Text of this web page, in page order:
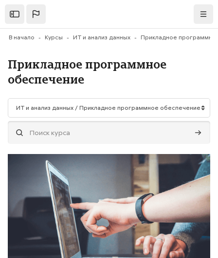
Открыть
В начало Курсы ИТ и анализ данных
Прикладное программное
обеспечение
Категории курсов
Поиск курса Поиск